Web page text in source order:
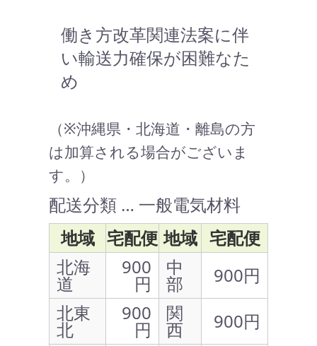
働き方改革関連法案に伴
い輸送力確保が困難なた
め
（※沖縄県・北海道・離島の方
は加算される場合がございま
す。）
配送分類 … 一般電気材料
地域 宅配便 地域 宅配便
北海
道
900
円
中
部
900円
北東
北
900
円
関
西 900円